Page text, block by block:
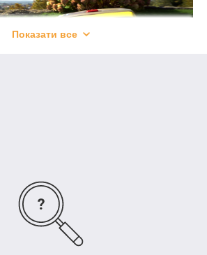
Показати все